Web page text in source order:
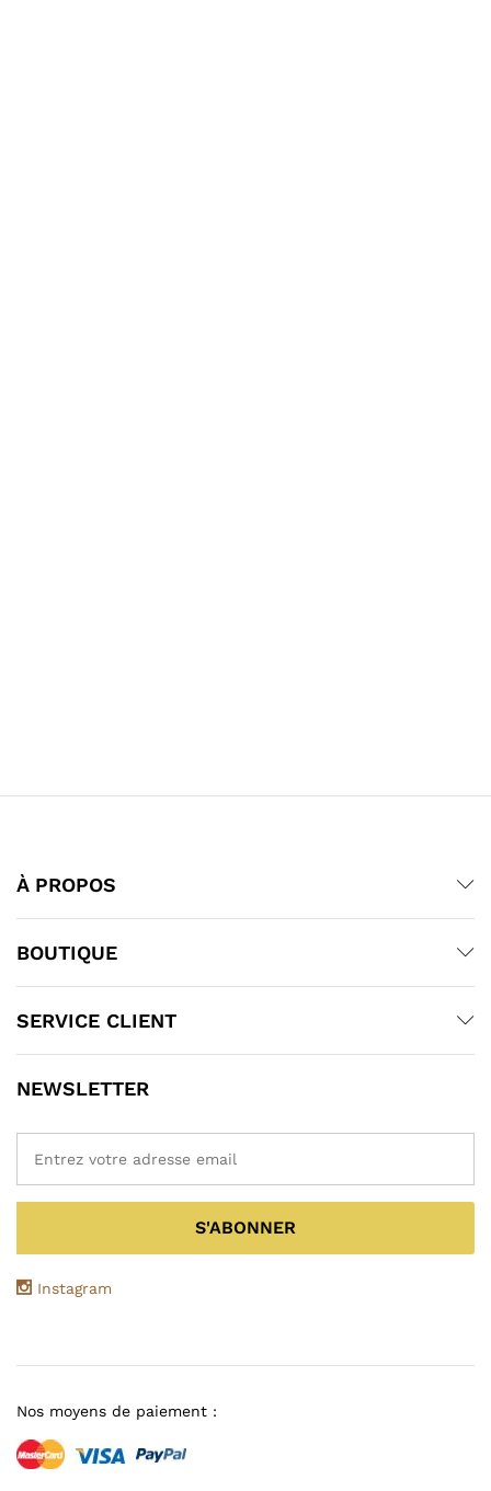
À PROPOS
BOUTIQUE
SERVICE CLIENT
NEWSLETTER
Instagram
Nos moyens de paiement :